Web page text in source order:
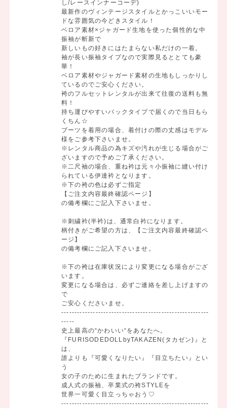
し/レースインナーコーデ)
最新作のヴィンテージスタイルとかっこいいモー
ドな雰囲気の今どきスタイル！
ベロア素材×ジャガード生地を使った個性的な中
振袖が斬新で
新しいもの好きにはたまらない私だけの一着。
袖が長い振袖タイプなので実際見るととても豪
華！
ベロア素材やジャガード素材の生地もしっかりし
ているのでご安心ください。
袴のフルセットレンタルが出来て往復の送料も無
料！
持ち運びやすいバックタイプで届くので当日もら
くちん☆
ブーツを着用の場合、着付けの際の丈感はモデル
様をご参考下さいませ。
※レンタル商品の為キズや汚れが生じる場合がご
ざいますので予めご了承ください。
※二尺袖の場合、重ね衿は元々小振袖に縫い付け
られている伊達衿となります。
※下の袴の色は必ずご指定
【ご注文内容最終確認ページ】
の備考欄にご記入下さいませ。
※刺繍衿(半衿)は、通常白衿になります。
柄付きがご希望の方は、【ご注文内容最終確認ペ
ージ】
の備考欄にご記入下さいませ。
※下の袴は在庫状況により変更になる場合がござ
います。
変更になる場合は、必ずご連絡を差し上げますの
で
ご安心くださいませ。
--------------------------------------------------------
-----
史上最高の“かわいい“をあなたへ。
『FURISODEDOLLbyTAKAZEN(タカゼン)』と
は、
誰よりも『可愛くなりたい』『目立ちたい』とい
う
女の子のために生まれたブランドです。
成人式の振袖、卒業式の袴STYLEを
世界一可愛く目立っちゃおう♡
--------------------------------------------------------